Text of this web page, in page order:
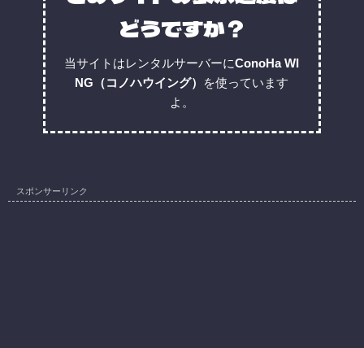
どうですか？
当サイトはレンタルサーバーにConoHa WI
NG（コノハウイング） を使っています
よ。